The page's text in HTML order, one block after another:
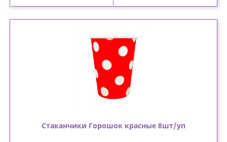
Стаканчики Горошок красные 8шт/уп